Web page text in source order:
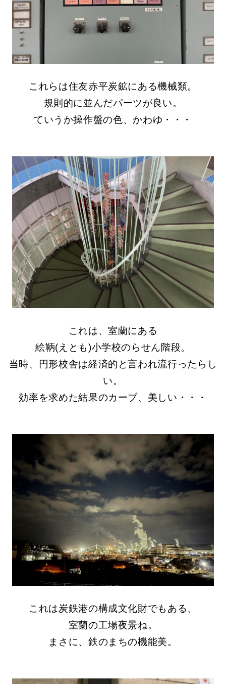
これらは住友赤平炭鉱にある機械類。
規則的に並んだパーツが良い。
ていうか操作盤の色、かわゆ・・・
これは、室蘭にある
絵鞆(えとも)小学校のらせん階段。
当時、円形校舎は経済的と言われ流行ったらし
い。
効率を求めた結果のカーブ、美しい・・・
これは炭鉄港の構成文化財でもある、
室蘭の工場夜景ね。
まさに、鉄のまちの機能美。